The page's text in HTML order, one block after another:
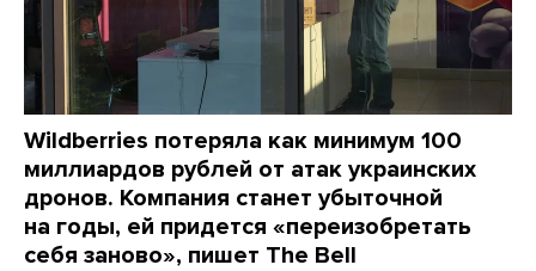
Wildberries потеряла как минимум 100
миллиардов рублей от атак украинских
дронов. Компания станет убыточной
на годы, ей придется «переизобретать
себя заново», пишет The Bell